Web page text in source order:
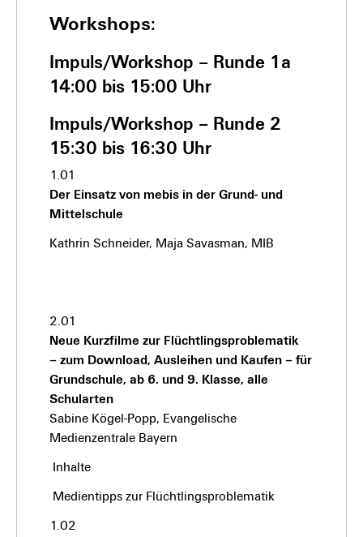
Workshops:
Impuls/Workshop – Runde 1a
14:00 bis 15:00 Uhr
Impuls/Workshop – Runde 2
15:30 bis 16:30 Uhr
1.01
Der Einsatz von mebis in der Grund- und
Mittelschule
Kathrin Schneider, Maja Savasman, MIB
2.01
Neue Kurzfilme zur Flüchtlingsproblematik
– zum Download, Ausleihen und Kaufen – für
Grundschule, ab 6. und 9. Klasse, alle
Schularten
Sabine Kögel-Popp, Evangelische
Medienzentrale Bayern
Inhalte
Medientipps zur Flüchtlingsproblematik
1.02